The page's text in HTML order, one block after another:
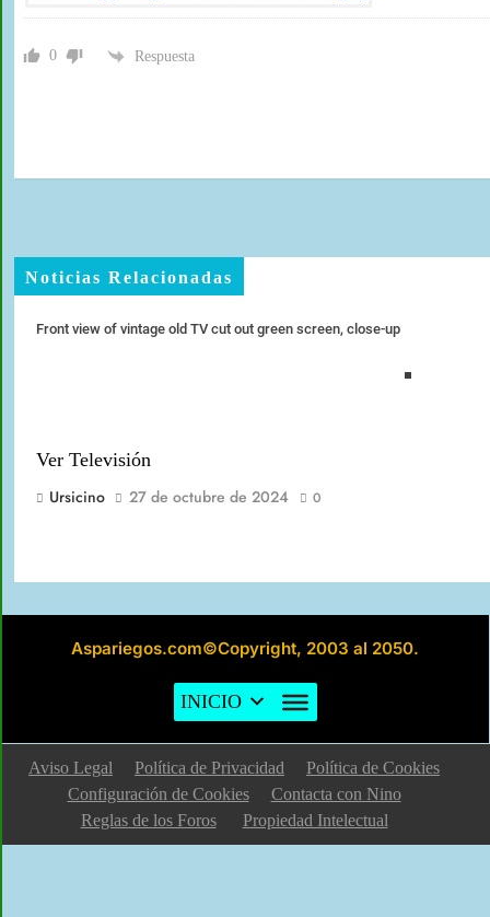
0 Respuesta
Noticias Relacionadas
Front view of vintage old TV cut out green screen, close-up
Ver Televisión
Ursicino
27 de octubre de 2024 0
2 de agosto de 2024 0
Aspariegos.com©Copyright, 2003 al 2050.
INICIO
Aviso Legal Política de Privacidad
Política de Cookies
Configuración de Cookies
Contacta con Nino
Reglas de los Foros
Propiedad Intelectual